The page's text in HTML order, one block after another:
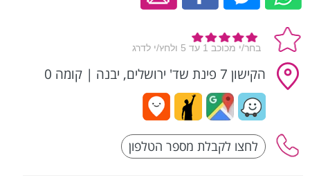
הקישון 7 פינת שד' ירושלים‏, יבנה | קומה 0